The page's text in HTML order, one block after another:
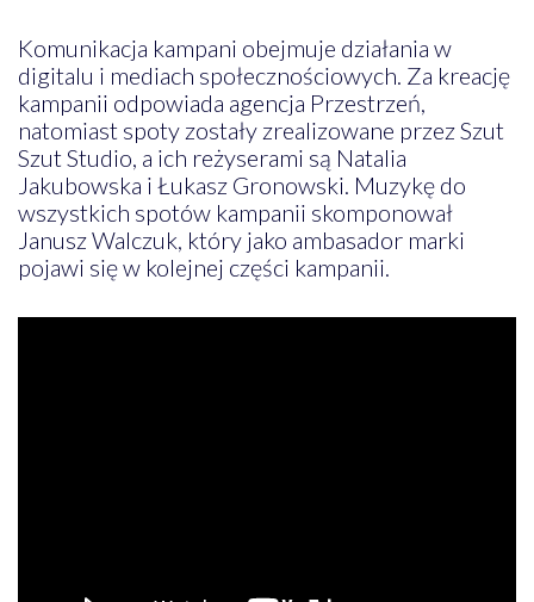
Komunikacja kampani obejmuje działania w
digitalu i mediach społecznościowych. Za kreację
kampanii odpowiada agencja Przestrzeń,
natomiast spoty zostały zrealizowane przez Szut
Szut Studio, a ich reżyserami są Natalia
Jakubowska i Łukasz Gronowski. Muzykę do
wszystkich spotów kampanii skomponował
Janusz Walczuk, który jako ambasador marki
pojawi się w kolejnej części kampanii.